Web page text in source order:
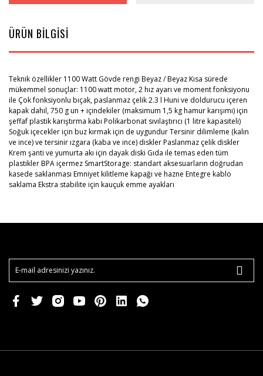
ÜRÜN BİLGİSİ
Teknik özellikler 1100 Watt Gövde rengi Beyaz / Beyaz Kısa sürede
mükemmel sonuçlar: 1100 watt motor, 2 hız ayarı ve moment fonksiyonu
ile Çok fonksiyonlu bıçak, paslanmaz çelik 2.3 l Huni ve doldurucu içeren
kapak dahil, 750 g un + içindekiler (maksimum 1,5 kg hamur karışımı) için
şeffaf plastik karıştırma kabı Polikarbonat sıvılaştırıcı (1 litre kapasiteli)
Soğuk içecekler için buz kırmak için de uygundur Tersinir dilimleme (kalın
ve ince) ve tersinir ızgara (kaba ve ince) diskler Paslanmaz çelik diskler
Krem şanti ve yumurta akı için dayak diski Gıda ile temas eden tüm
plastikler BPA içermez SmartStorage: standart aksesuarların doğrudan
kasede saklanması Emniyet kilitleme kapağı ve hazne Entegre kablo
saklama Ekstra stabilite için kauçuk emme ayakları